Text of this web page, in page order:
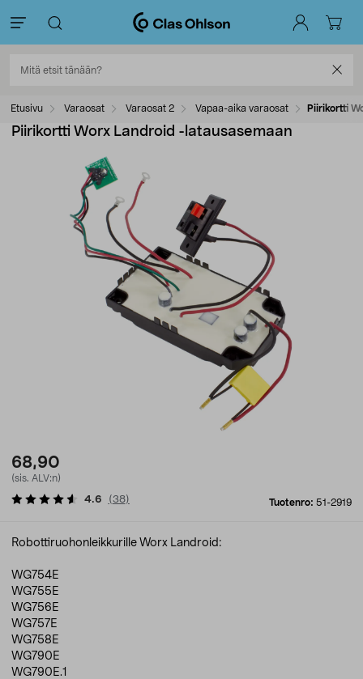
Etusivu Varaosat Varaosat 2 Vapaa-aika varaosat Piirikortti
Piirikortti Worx Landroid -latausasemaan
68,90
(sis. ALV:n)
Tuotenro: 51-2919
4.6 (38)
Robottiruohonleikkurille Worx Landroid:
WG754E
WG755E
WG756E
WG757E
WG758E
WG790E
WG790E.1